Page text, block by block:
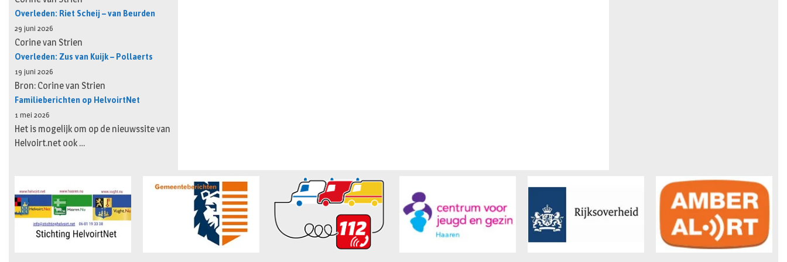
Overleden: Riet Scheij – van Beurden
29 juni 2026
Corine van Strien
Overleden: Zus van Kuijk – Pollaerts
19 juni 2026
Bron: Corine van Strien
Familieberichten op HelvoirtNet
1 mei 2026
Het is mogelijk om op de nieuwssite van
Helvoirt.net ook …